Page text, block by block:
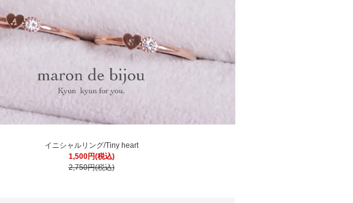
イニシャルリング/Tiny heart
1,500円(税込)
2,750円(税込)